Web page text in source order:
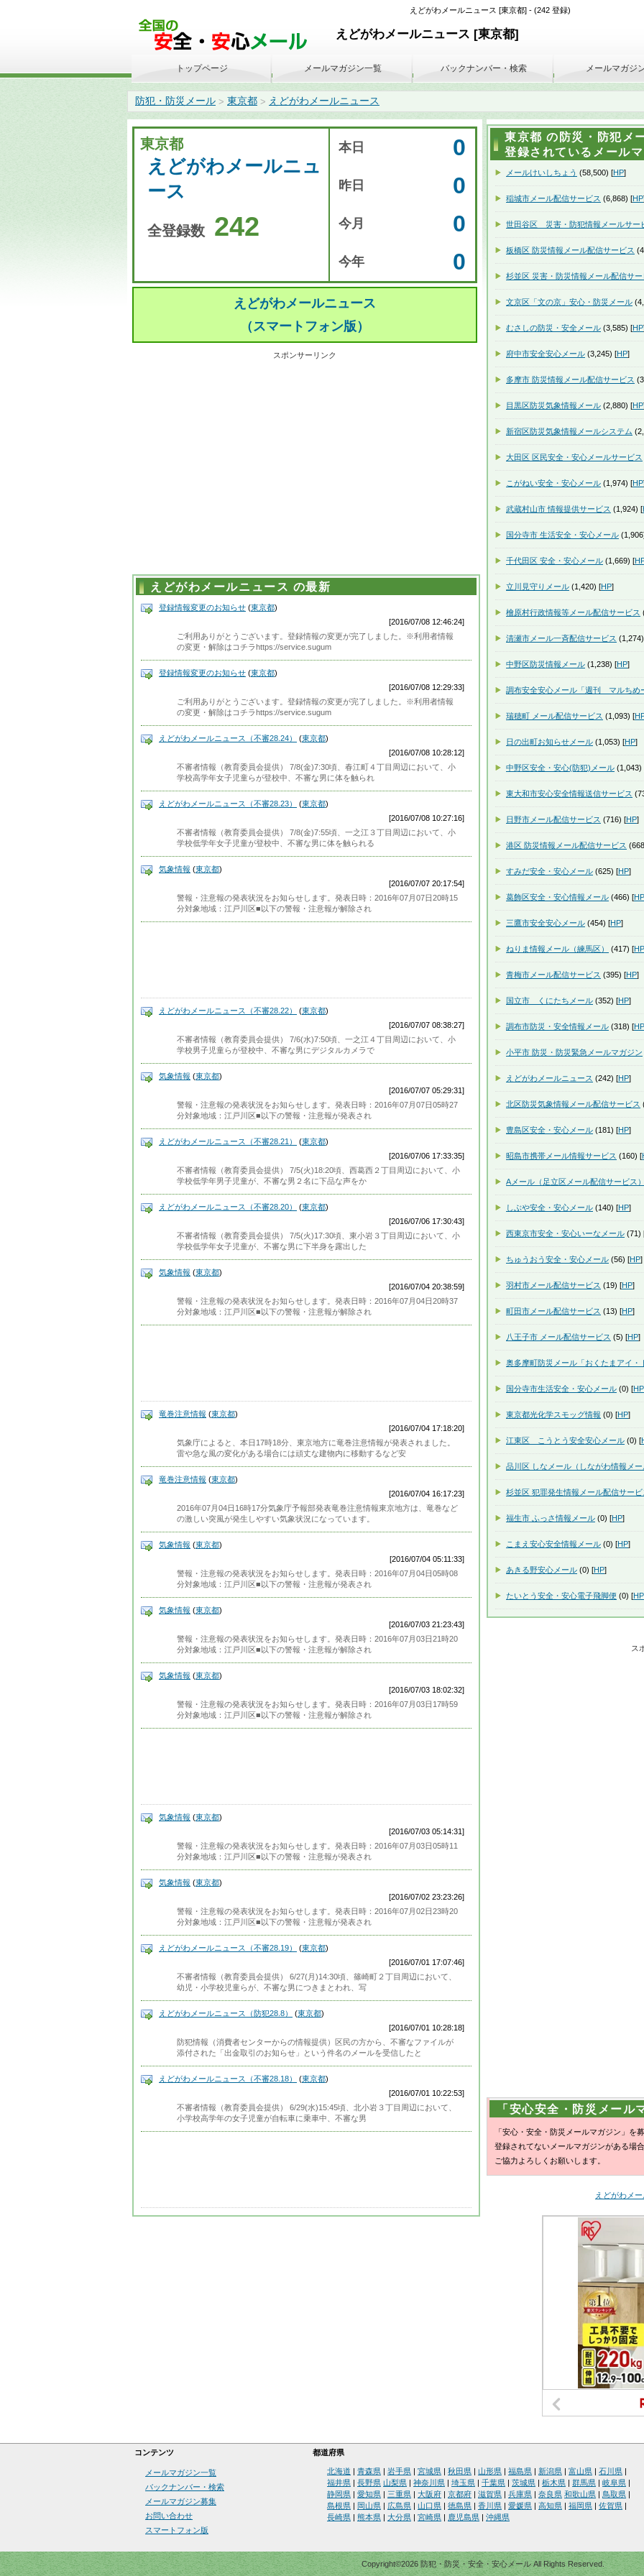
えどがわメールニュース [東京都] - (242 登録)
えどがわメールニュース [東京都]
防犯・防災メール > 東京都 > えどがわメールニュース
東京都
えどがわメールニュ
ース
全登録数 242
本日 0
昨日 0
今月 0
今年 0
えどがわメールニュース
（スマートフォン版）
スポンサーリンク
えどがわメールニュース の最新
登録情報変更のお知らせ (東京都)
[2016/07/08 12:46:24]
ご利用ありがとうございます。登録情報の変更が完了しました。※利用者情報
の変更・解除はコチラhttps://service.sugum
登録情報変更のお知らせ (東京都)
[2016/07/08 12:29:33]
ご利用ありがとうございます。登録情報の変更が完了しました。※利用者情報
の変更・解除はコチラhttps://service.sugum
えどがわメールニュース（不審28.24） (東京都)
[2016/07/08 10:28:12]
不審者情報（教育委員会提供） 7/8(金)7:30頃、春江町４丁目周辺において、小
学校高学年女子児童らが登校中、不審な男に体を触られ
えどがわメールニュース（不審28.23） (東京都)
[2016/07/08 10:27:16]
不審者情報（教育委員会提供） 7/8(金)7:55頃、一之江３丁目周辺において、小
学校低学年女子児童が登校中、不審な男に体を触られる
気象情報 (東京都)
[2016/07/07 20:17:54]
警報・注意報の発表状況をお知らせします。発表日時：2016年07月07日20時15
分対象地域：江戸川区■以下の警報・注意報が解除され
えどがわメールニュース（不審28.22） (東京都)
[2016/07/07 08:38:27]
不審者情報（教育委員会提供） 7/6(水)7:50頃、一之江４丁目周辺において、小
学校男子児童らが登校中、不審な男にデジタルカメラで
気象情報 (東京都)
[2016/07/07 05:29:31]
警報・注意報の発表状況をお知らせします。発表日時：2016年07月07日05時27
分対象地域：江戸川区■以下の警報・注意報が発表され
えどがわメールニュース（不審28.21） (東京都)
[2016/07/06 17:33:35]
不審者情報（教育委員会提供） 7/5(火)18:20頃、西葛西２丁目周辺において、小
学校低学年男子児童が、不審な男２名に下品な声をか
えどがわメールニュース（不審28.20） (東京都)
[2016/07/06 17:30:43]
不審者情報（教育委員会提供） 7/5(火)17:30頃、東小岩３丁目周辺において、小
学校低学年女子児童が、不審な男に下半身を露出した
気象情報 (東京都)
[2016/07/04 20:38:59]
警報・注意報の発表状況をお知らせします。発表日時：2016年07月04日20時37
分対象地域：江戸川区■以下の警報・注意報が解除され
竜巻注意情報 (東京都)
[2016/07/04 17:18:20]
気象庁によると、本日17時18分、東京地方に竜巻注意情報が発表されました。
雷や急な風の変化がある場合には頑丈な建物内に移動するなど安
竜巻注意情報 (東京都)
[2016/07/04 16:17:23]
2016年07月04日16時17分気象庁予報部発表竜巻注意情報東京地方は、竜巻など
の激しい突風が発生しやすい気象状況になっています。
気象情報 (東京都)
[2016/07/04 05:11:33]
警報・注意報の発表状況をお知らせします。発表日時：2016年07月04日05時08
分対象地域：江戸川区■以下の警報・注意報が発表され
気象情報 (東京都)
[2016/07/03 21:23:43]
警報・注意報の発表状況をお知らせします。発表日時：2016年07月03日21時20
分対象地域：江戸川区■以下の警報・注意報が解除され
気象情報 (東京都)
[2016/07/03 18:02:32]
警報・注意報の発表状況をお知らせします。発表日時：2016年07月03日17時59
分対象地域：江戸川区■以下の警報・注意報が解除され
気象情報 (東京都)
[2016/07/03 05:14:31]
警報・注意報の発表状況をお知らせします。発表日時：2016年07月03日05時11
分対象地域：江戸川区■以下の警報・注意報が発表され
気象情報 (東京都)
[2016/07/02 23:23:26]
警報・注意報の発表状況をお知らせします。発表日時：2016年07月02日23時20
分対象地域：江戸川区■以下の警報・注意報が発表され
えどがわメールニュース（不審28.19） (東京都)
[2016/07/01 17:07:46]
不審者情報（教育委員会提供） 6/27(月)14:30頃、篠崎町２丁目周辺において、
幼児・小学校児童らが、不審な男につきまとわれ、写
えどがわメールニュース（防犯28.8） (東京都)
[2016/07/01 10:28:18]
防犯情報（消費者センターからの情報提供）区民の方から、不審なファイルが
添付された「出金取引のお知らせ」という件名のメールを受信したと
えどがわメールニュース（不審28.18） (東京都)
[2016/07/01 10:22:53]
不審者情報（教育委員会提供） 6/29(水)15:45頃、北小岩３丁目周辺において、
小学校高学年の女子児童が自転車に乗車中、不審な男
トップページ メールマガジン一覧 バックナンバー・検索 メールマガジ
東京都 の防災・防犯メ
登録されているメール
メールけいしちょう (58,500) [HP]
稲城市メール配信サービス (6,868) [HP]
世田谷区 災害・防犯情報メールサー
板橋区 防災情報メール配信サービス
杉並区 災害・防災情報メール配信サー
文京区「文の京」安心・防災メール
むさしの防災・安全メール (3,585) [HP]
府中市安全安心メール (3,245) [HP]
多摩市 防災情報メール配信サービス
目黒区防災気象情報メール (2,880) [HP]
新宿区防災気象情報メールシステム
大田区 区民安全・安心メールサービス
こがねい安全・安心メール (1,974) [HP]
武蔵村山市 情報提供サービス (1,924) [
国分寺市 生活安全・安心メール
千代田区 安全・安心メール (1,669) [
立川見守りメール (1,420) [HP]
檜原村行政情報等メール配信サービス
清瀬市メール一斉配信サービス
中野区防災情報メール (1,238) [HP]
調布安全安心メール「週刊 マルちめ
瑞穂町 メール配信サービス (1,093) [
日の出町お知らせメール (1,053) [HP]
中野区安全・安心(防犯)メール (1,043)
東大和市安心安全情報送信サービス
日野市メール配信サービス (716) [HP]
港区 防災情報メール配信サービス
すみだ安全・安心メール (625) [HP]
葛飾区安全・安心情報メール (466) [HP
三鷹市安全安心メール (454) [HP]
ねりま情報メール（練馬区） (417) [HP
青梅市メール配信サービス (395) [HP]
国立市 くにたちメール (352) [HP]
調布市防災・安全情報メール (318) [HP
小平市 防災・防災緊急メールマガジン
えどがわメールニュース (242) [HP]
北区防災気象情報メール配信サービス
豊島区安全・安心メール (181) [HP]
昭島市携帯メール情報サービス (160) [
Aメール（足立区メール配信サービス）
しぶや安全・安心メール (140) [HP]
西東京市安全・安心いーなメール (71)
ちゅうおう安全・安心メール (56) [HP]
羽村市メール配信サービス (19) [HP]
町田市メール配信サービス (13) [HP]
八王子市 メール配信サービス (5) [HP]
奥多摩町防災メール「おくたまアイ・
国分寺市生活安全・安心メール (0) [HP
東京都光化学スモッグ情報 (0) [HP]
江東区 こうとう安全安心メール (0) [
品川区 しなメール（しながわ情報メー
杉並区 犯罪発生情報メール配信サービ
福生市 ふっさ情報メール (0) [HP]
こまえ安心安全情報メール (0) [HP]
あきる野安心メール (0) [HP]
たいとう安全・安心電子飛脚便 (0) [HP
ス
「安心安全・防災メール
「安心・安全・防災メールマガジン」を募
登録されてないメールマガジンがある場合
ご協力よろしくお願いします。
えどがわメ
コンテンツ 都道府県
メールマガジン一覧
バックナンバー・検索
メールマガジン募集
お問い合わせ
スマートフォン版
北海道 青森県 岩手県 宮城県 秋田県 山形県 福島県 新潟県 富山県 石川県
福井県
長野県 山梨県 神奈川県 埼玉県 千葉県 茨城県 栃木県 群馬県 岐阜県
静岡県
愛知県 三重県 大阪府 京都府 滋賀県 兵庫県 奈良県 和歌山県 鳥取県
島根県
岡山県 広島県 山口県 徳島県 香川県 愛媛県 高知県 福岡県 佐賀県
長崎県
熊本県 大分県 宮崎県 鹿児島県 沖縄県
Copyright©2026 防犯・防災・安全・安心メール All Rights Reserved.